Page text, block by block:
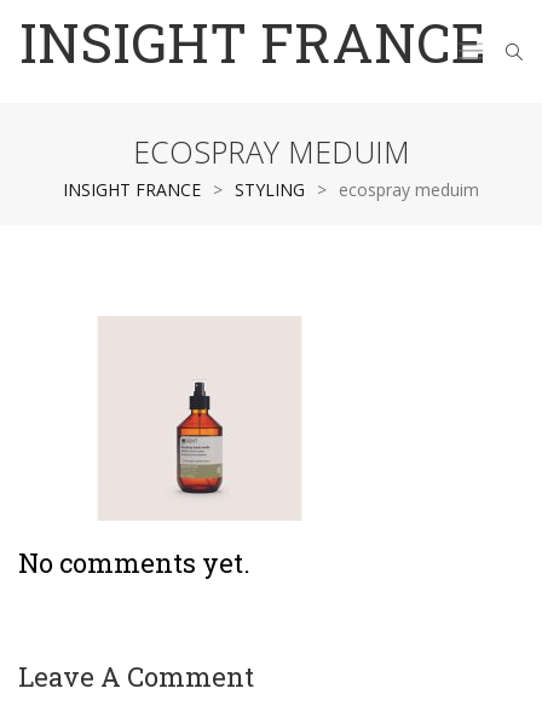
INSIGHT FRANCE
ECOSPRAY MEDUIM
INSIGHT FRANCE > STYLING > ecospray meduim
No comments yet.
Leave A Comment